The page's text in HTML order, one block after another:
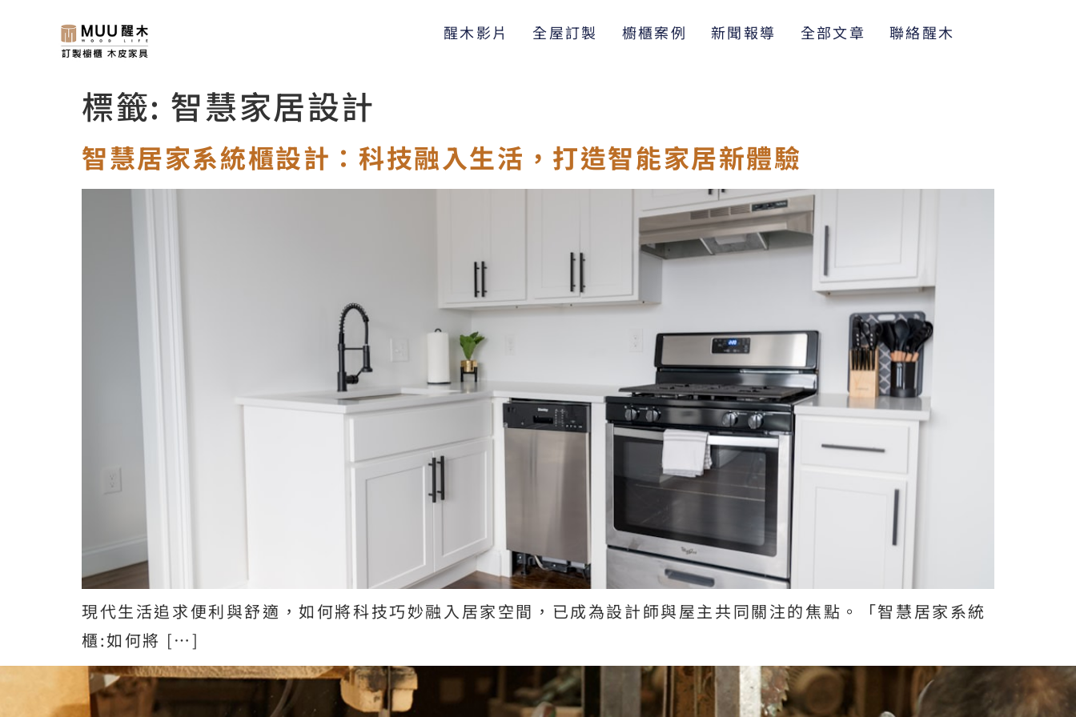
醒木影片 全屋訂製 櫥櫃案例 新聞報導 全部文章 聯絡醒木
標籤: 智慧家居設計
智慧居家系統櫃設計：科技融入生活，打造智能家居新體驗
現代生活追求便利與舒適，如何將科技巧妙融入居家空間，已成為設計師與屋主共同關注的焦點。「智慧居家系統
櫃:如何將 […]